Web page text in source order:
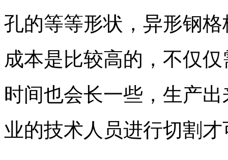
孔的等等形状，异形钢
成本是比较高的，不仅
时间也会长一些，生产
业的技术人员进行切割